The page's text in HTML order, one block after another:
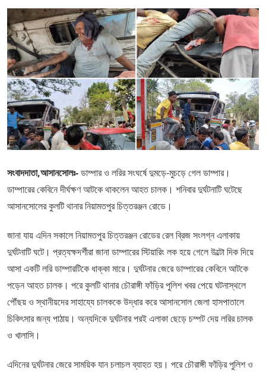
সংবাদদাতা,আসানসোলঃ-ডাম্পার ও লরির সংঘর্ষে দুমড়ে-মুচড়ে গেল ডাম্পার।
ডাম্পারের কেবিনে দীর্ঘক্ষণ আটকে থাকলেন আহত চালক। শনিবার দুর্ঘটনাটি ঘটেছে
আসানসোলের কুলটি থানার নিয়ামতপুর চিত্তরঞ্জন রোডে।
জানা যায় এদিন সকালে নিয়ামতপুর চিত্তরঞ্জন রোডের রেল ব্রিজ সংলগ্ন এলাকায়
দুর্ঘটনাটি ঘটে। প্রত্যক্ষদর্শীরা জানা ডাম্পারের স্টিয়ারিং লক হয়ে গেলে উল্টো দিক দিয়ে
আসা একটি লরি ডাম্পারটিকে ধাক্কা মারে। দুর্ঘটনার জেরে ডাম্পারের কেবিনে আটকে
পড়েন আহত চালক। পরে কুলটি থানার চৌরাঙ্গী ফাঁড়ির পুলিশ খবর পেয়ে ঘটনাস্থলে
পৌঁছয় ও স্থানীয়দের সাহায্যে চালককে উদ্ধার করে আসানসোল জেলা হাসপাতালে
চিকিৎসার জন্য পাঠায়। অন্যদিকে দুর্ঘটনার পরই এলাকা ছেড়ে চম্পট দেয় লরির চালক
ও খালাসি।
এদিনের দুর্ঘটনার জেরে সাময়িক যান চলাচল ব্যাহত হয়। পরে চৌরাঙ্গী ফাঁড়ির পুলিশ ও